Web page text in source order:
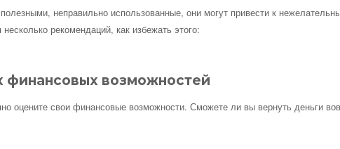
неправильно использованные, они могут привести к
рекомендаций, как избежать этого:
финансовых возможностей
оцените свои финансовые возможности. Сможете ли вы вернуть деньги